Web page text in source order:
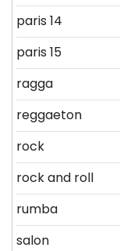
paris 14
paris 15
ragga
reggaeton
rock
rock and roll
rumba
salon